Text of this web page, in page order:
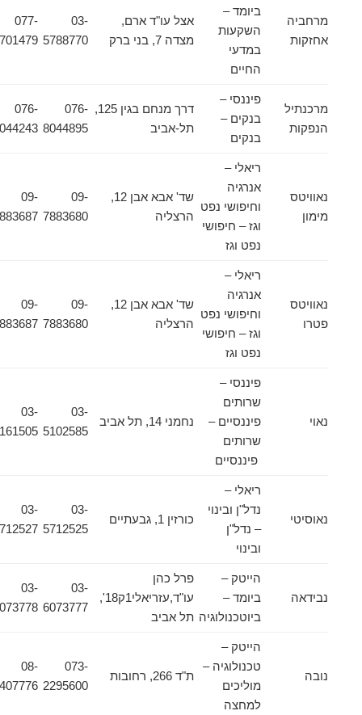
מרחביה
אחזקות
ביומד –
השקעות
במדעי
החיים
אצל עו"ד ארם,
מצדה 7, בני ברק
5788770
077-
4701479
מרכנתיל
הנפקות
פיננסי –
בנקים –
בנקים
דרך מנחם בגין 125,
תל-אביב
076-
8044895
076-
8044243
נאוויטס
מימון
ריאלי –
אנרגיה
וחיפושי נפט
וגז – חיפושי
נפט וגז
שד' אבא אבן 12,
הרצליה
7883680
7883687
נאוויטס
פטרו
ריאלי –
אנרגיה
וחיפושי נפט
וגז – חיפושי
נפט וגז
שד' אבא אבן 12,
הרצליה
7883680
7883687
פיננסי –
שרותים
פיננסיים –
שרותים
פיננסיים
נחמני 14, תל אביב
5102585
5161505
נאוסיטי
ריאלי –
נדל"ן ובינוי
– נדל"ן
ובינוי
כורזין 1, גבעתיים
5712525
5712527
נבידאה
הייטק –
ביומד –
ביוטכנולוגיה
פרל כהן
עו"ד,עזריאלי1ק18',
תל אביב
6073777
6073778
נובה
הייטק –
טכנולוגיה –
מוליכים
למחצה
073-
2295600
9407776